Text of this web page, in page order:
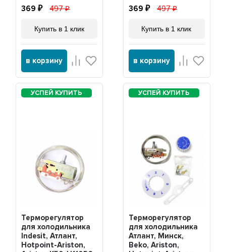
369 497
Купить в 1 клик
в корзину
369 497
Купить в 1 клик
в корзину
Терморегулятор
для холодильника
Indesit, Атлант,
Hotpoint-Ariston,
Терморегулятор
для холодильника
Атлант, Минск,
Beko, Ariston,